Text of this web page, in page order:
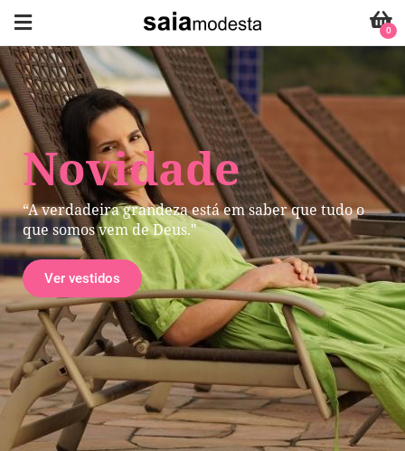
Novidade
“A verdadeira grandeza está em saber que tudo o
que somos vem de Deus."
Ver vestidos
0